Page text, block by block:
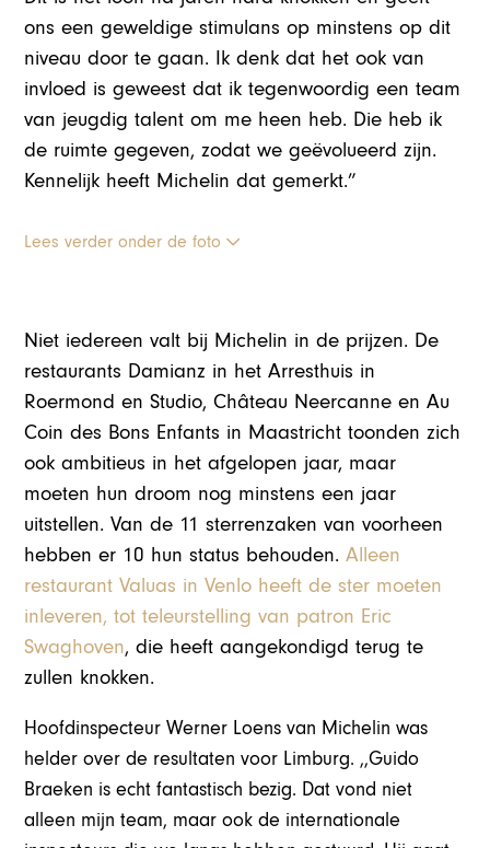
ons een geweldige stimulans op minstens op dit
niveau door te gaan. Ik denk dat het ook van
invloed is geweest dat ik tegenwoordig een team
van jeugdig talent om me heen heb. Die heb ik
de ruimte gegeven, zodat we geëvolueerd zijn.
Kennelijk heeft Michelin dat gemerkt.”
Lees verder onder de foto
Niet iedereen valt bij Michelin in de prijzen. De
restaurants Damianz in het Arresthuis in
Roermond en Studio, Château Neercanne en Au
Coin des Bons Enfants in Maastricht toonden zich
ook ambitieus in het afgelopen jaar, maar
moeten hun droom nog minstens een jaar
uitstellen. Van de 11 sterrenzaken van voorheen
hebben er 10 hun status behouden.Alleen
restaurant Valuas in Venlo heeft de ster moeten
inleveren, tot teleurstelling van patron Eric
Swaghoven, die heeft aangekondigd terug te
zullen knokken.
Hoofdinspecteur Werner Loens van Michelin was
helder over de resultaten voor Limburg. ,,Guido
Braeken is echt fantastisch bezig. Dat vond niet
alleen mijn team, maar ook de internationale